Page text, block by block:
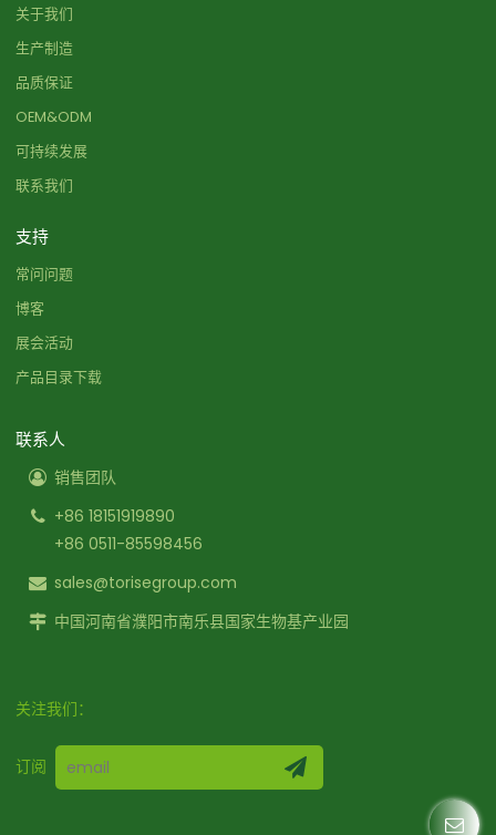
关于我们
生产制造
品质保证
OEM&ODM
可持续发展
联系我们
支持
常问问题
博客
展会活动
产品目录下载
联系人
销售团队
+86 18151919890
+86 0511-85598456
sales@torisegroup.com
中国河南省濮阳市南乐县国家生物基产业园
关注我们：
订阅